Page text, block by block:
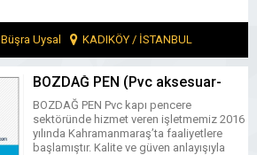
workshoplar ve aylık eğitimlerimiz var.
Mesela Heykel, seramik, resim, macrame,
ahşap oyma …. Aylık eğitimlerimizde
profesyonelliğe doğru ilerlerken
workshoplarımızda o anın tadını çıkartıp
güzel zaman geçirip sanata […]
Büşra Uysal KADIKÖY / İSTANBUL
MESAJ GÖNDER
BOZDAĞ PEN (Pvc aksesuar-
hırdavat çeşitleri)
BOZDAĞ PEN Pvc kapı pencere
sektöründe hizmet veren işletmemiz 2016
yılında Kahramanmaraş’ta faaliyetlere
başlamıştır. Kalite ve güven anlayışıyla